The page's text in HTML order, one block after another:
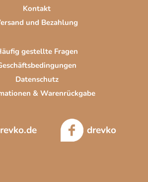
Kontakt
und Bezahlung
gestellte Fragen
Datenschutz
& Warenrückgabe
drevko